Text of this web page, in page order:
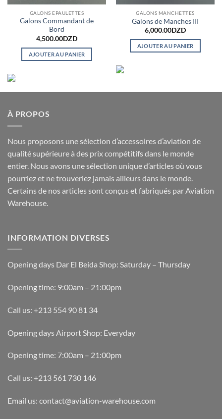
GALONS EPAULETTES
Galons Commandant de
Bord
4,500.00DZD
AJOUTER AU PANIER
GALONS MANCHETTES
Galons de Manches III
6,000.00DZD
AJOUTER AU PANIER
À PROPOS
Nous proposons une sélection d’accessoires d’aviation de
qualité supérieure à des prix compétitifs dans le monde
entier. Nous avons une sélection unique d’articles où vous
pourriez et ne trouveriez jamais ailleurs dans le monde.
Certains de nos articles sont conçus et fabriqués par Aviation
Warehouse.
INFORMATION DIVERSES
Opening days Dar El Beida Shop: Saturday – Thursday
Opening time: 9:00am – 21:00pm
Call us: +213 554 90 81 34
Opening days Airport Shop: Everyday
Opening time: 7:00am – 21:00pm
Call us: +213 561 730 146
Email us: contact@aviation-warehouse.com